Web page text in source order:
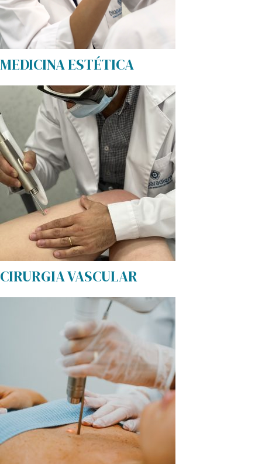
MEDICINA ESTÉTICA
CIRURGIA VASCULAR